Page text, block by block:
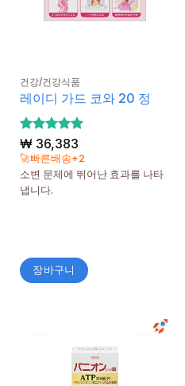
건강/건강식품
레이디 가드 코와 20 정
5 중에서
5로 평가
됨
₩36,383
🚀빠른배송+2
소변 문제에 뛰어난 효과를 나타
냅니다.
장바구니